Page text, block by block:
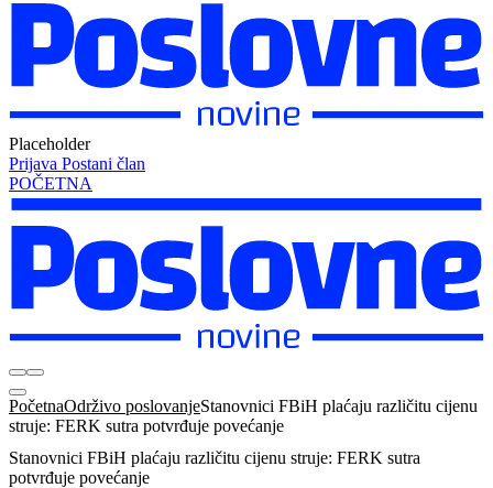
Placeholder
Prijava Postani član
POČETNA
PočetnaOdrživo poslovanjeStanovnici FBiH plaćaju različitu cijenu
struje: FERK sutra potvrđuje povećanje
Stanovnici FBiH plaćaju različitu cijenu struje: FERK sutra
potvrđuje povećanje